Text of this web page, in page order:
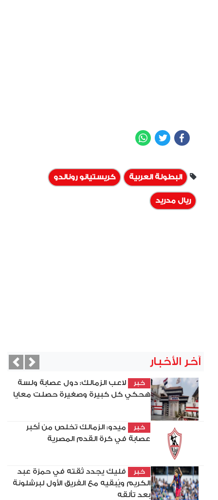
Facebook
Twitter
البطولة العربية كريستيانو رونالدو
ريال مدريد
آخر الأخبار
خبر
لاعب الزمالك: دول عصابة ولسة
هحكي كل كبيرة وصغيرة حصلت معايا
خبر
ميدو: الزمالك تخلص من أكبر
عصابة في كرة القدم المصرية
خبر
فليك يجدد ثقته في حمزة عبد
الكريم ويُبقيه مع الفريق الأول لبرشلونة
بعد تألقه
Next